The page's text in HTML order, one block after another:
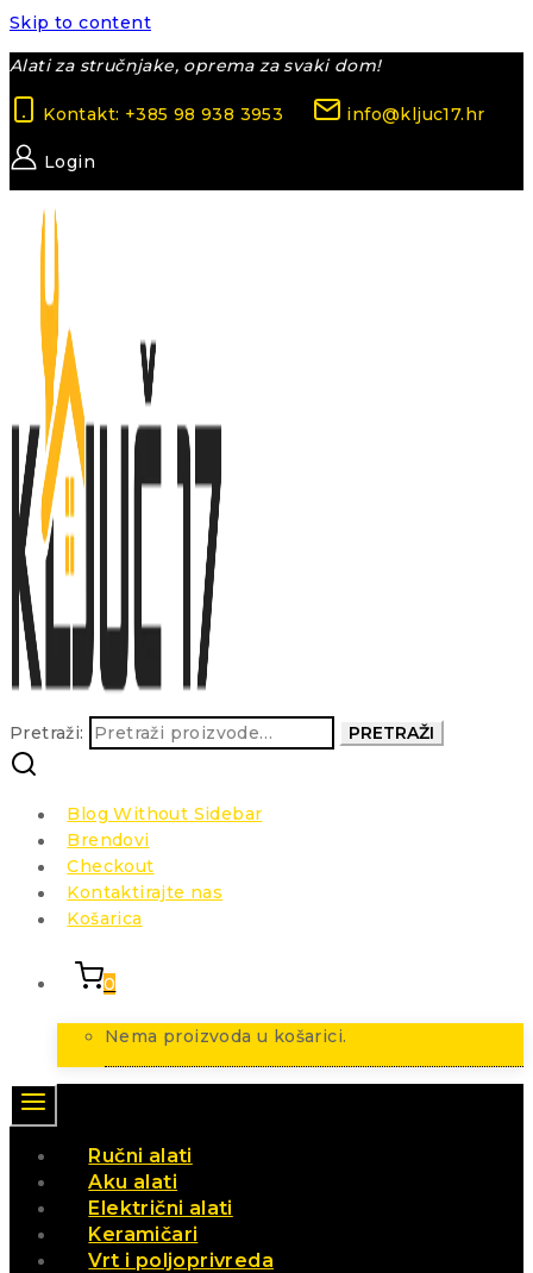
Skip to content
Alati za stručnjake, oprema za svaki dom!
Kontakt: +385 98 938 3953 info@kljuc17.hr
Login
Pretraži: PRETRAŽI
Blog Without Sidebar
Brendovi
Checkout
Kontaktirajte nas
Košarica
0
Nema proizvoda u košarici.
Ručni alati
Aku alati
Električni alati
Keramičari
Vrt i poljoprivreda